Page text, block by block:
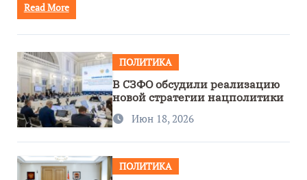
Read More
ПОЛИТИКА
В СЗФО обсудили реализацию
новой стратегии нацполитики
Июн 18, 2026
ПОЛИТИКА